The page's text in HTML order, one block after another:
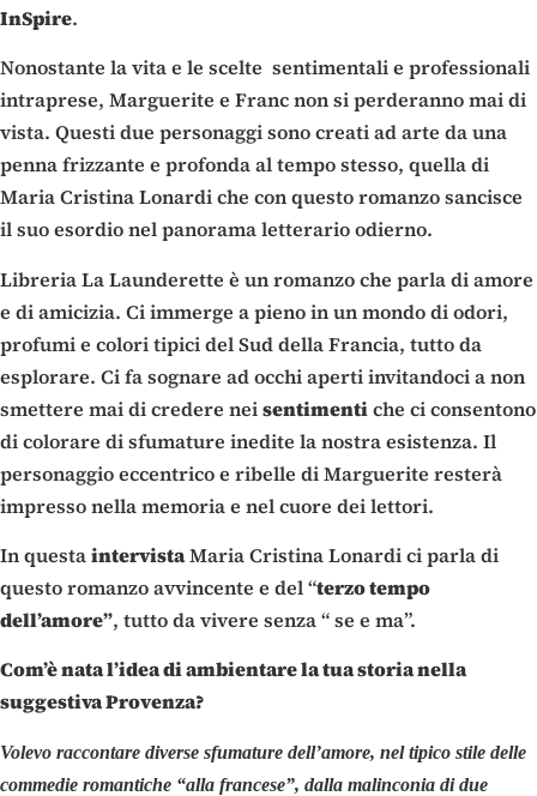
InSpire.
Nonostante la vita e le scelte sentimentali e professionali
intraprese, Marguerite e Franc non si perderanno mai di
vista. Questi due personaggi sono creati ad arte da una
penna frizzante e profonda al tempo stesso, quella di
Maria Cristina Lonardi che con questo romanzo sancisce
il suo esordio nel panorama letterario odierno.
Libreria La Launderette è un romanzo che parla di amore
e di amicizia. Ci immerge a pieno in un mondo di odori,
profumi e colori tipici del Sud della Francia, tutto da
esplorare. Ci fa sognare ad occhi aperti invitandoci a non
smettere mai di credere neisentimentiche ci consentono
di colorare di sfumature inedite la nostra esistenza. Il
personaggio eccentrico e ribelle di Marguerite resterà
impresso nella memoria e nel cuore dei lettori.
In questaintervistaMaria Cristina Lonardi ci parla di
questo romanzo avvincente e del “terzo tempo
dell’amore”, tutto da vivere senza “ se e ma”.
Com’è nata l’idea di ambientare la tua storia nella
suggestiva Provenza?
Volevo raccontare diverse sfumature dell’amore, nel tipico stile delle
commedie romantiche “alla francese”, dalla malinconia di due